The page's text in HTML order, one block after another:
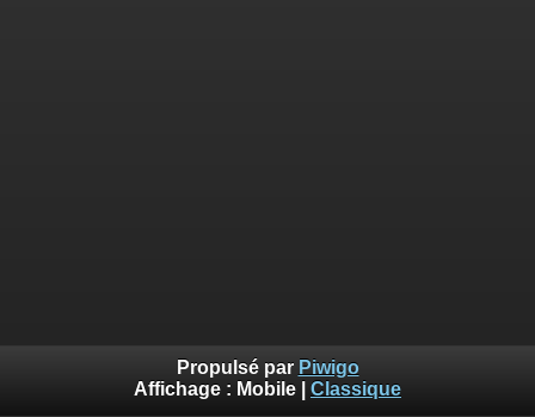
Propulsé par Piwigo
Affichage : Mobile Classique